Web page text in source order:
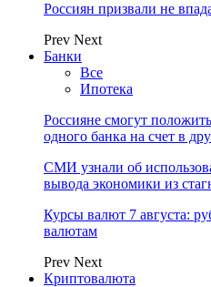
Россиян призвали не
Prev Next
Банки
Все
Ипотека
Россияне смогут
одного банка на счет в
СМИ узнали об
вывода экономики из
Курсы валют 7 августа:
валютам
Prev Next
Криптовалюта